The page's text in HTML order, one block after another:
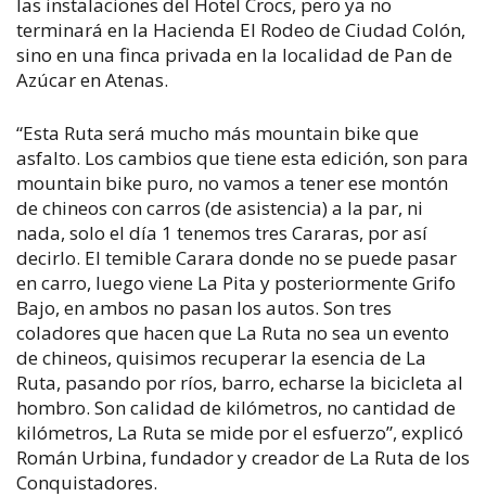
terminará en la Hacienda El Rodeo de Ciudad Colón,
sino en una finca privada en la localidad de Pan de
Azúcar en Atenas.
“Esta Ruta será mucho más mountain bike que
asfalto. Los cambios que tiene esta edición, son para
mountain bike puro, no vamos a tener ese montón
de chineos con carros (de asistencia) a la par, ni
nada, solo el día 1 tenemos tres Cararas, por así
decirlo. El temible Carara donde no se puede pasar
en carro, luego viene La Pita y posteriormente Grifo
Bajo, en ambos no pasan los autos. Son tres
coladores que hacen que La Ruta no sea un evento
de chineos, quisimos recuperar la esencia de La
Ruta, pasando por ríos, barro, echarse la bicicleta al
hombro. Son calidad de kilómetros, no cantidad de
kilómetros, La Ruta se mide por el esfuerzo”, explicó
Román Urbina, fundador y creador de La Ruta de los
Conquistadores.